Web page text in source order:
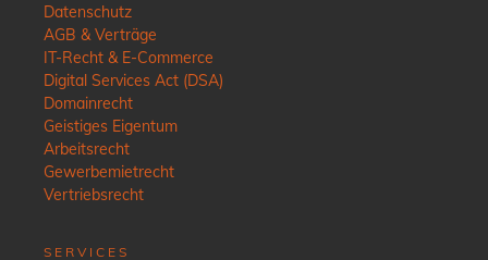
Datenschutz
AGB & Verträge
IT-Recht & E-Commerce
Digital Services Act (DSA)
Domainrecht
Geistiges Eigentum
Arbeitsrecht
Gewerbemietrecht
Vertriebsrecht
SERVICES